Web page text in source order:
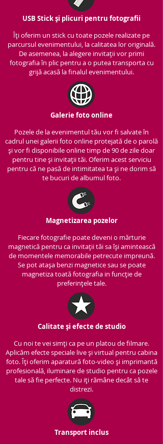
USB Stick și plicuri pentru fotografii
Îți oferim un stick cu toate pozele realizate pe
parcursul evenimentului, la calitatea lor originală.
De asemenea, la alegere invitații vor primi
fotografia în plic pentru a o putea transporta cu
grijă acasă la finalul evenimentului.
Galerie foto online
Pozele de la evenimentul tău vor fi salvate în
cadrul unei galerii foto online protejată de o parolă
și vor fi disponibile online timp de 90 de zile doar
pentru tine și invitații tăi. Oferim acest serviciu
pentru că ne pasă de intimitatea ta și ne dorim să
te bucuri de albumul foto.
Magnetizarea pozelor
Fiecare fotografie poate deveni o mărturie
magnetică pentru ca invitații tăi sa își amintească
de momentele memorabile petrecute impreună.
Se pot atașa benzi magnetice sau se poate
magnetiza toată fotografia in funcție de
preferințele tale.
Calitate și efecte de studio
Cu noi te vei simți ca pe un platou de filmare.
Aplicăm efecte speciale live și virtual pentru cabina
foto. Îți oferim aparatură foto-video și imprimantă
profesională, iluminare de studio pentru ca pozele
tale să fie perfecte. Nu iți rămâne decât să te
distrezi.
Transport inclus